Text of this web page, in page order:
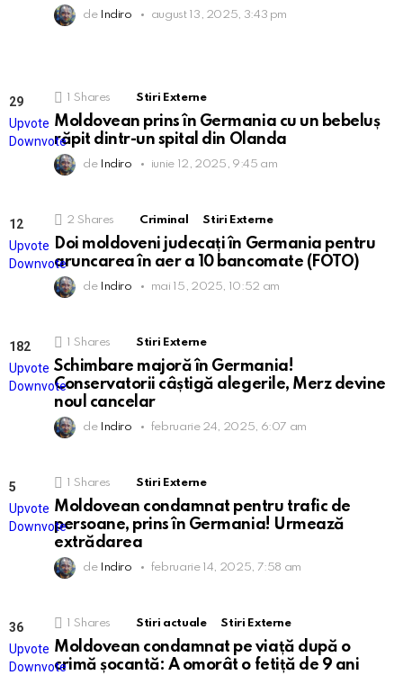
de Indiro august 13, 2025, 3:43 pm
1 Shares Stiri Externe
Moldovean prins în Germania cu un bebeluș
răpit dintr-un spital din Olanda
de Indiro iunie 12, 2025, 9:45 am
29
Points
Upvote
Downvote
2 Shares Criminal Stiri Externe
Doi moldoveni judecați în Germania pentru
aruncarea în aer a 10 bancomate (FOTO)
de Indiro mai 15, 2025, 10:52 am
12
Points
Upvote
Downvote
1 Shares Stiri Externe
Schimbare majoră în Germania!
Conservatorii câștigă alegerile, Merz devine
noul cancelar
de Indiro februarie 24, 2025, 6:07 am
182
Points
Upvote
Downvote
1 Shares Stiri Externe
Moldovean condamnat pentru trafic de
persoane, prins în Germania! Urmează
extrădarea
de Indiro februarie 14, 2025, 7:58 am
5
Points
Upvote
Downvote
1 Shares Stiri actuale Stiri Externe
Moldovean condamnat pe viață după o
crimă șocantă: A omorât o fetiță de 9 ani
36
Points
Upvote
Downvote